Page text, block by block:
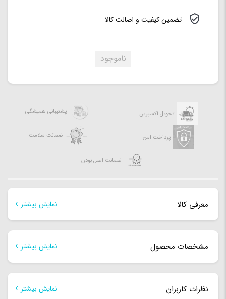
تضمین کیفیت و اصالت کالا
ناموجود
تحویل اکسپرس پشتیبانی همیشگی
پرداخت امن ضمانت سلامت
ضمانت اصل بودن
معرفی کالا نمایش بیشتر
معرفی کالا
لپ تاپ معرفی شده ایسوس مدل X515EP می باشد که از پردازنده
علاوه بر کاربری‌های روزمره برای انجام محاسبات در زمان مناسب هم
مشخصات محصول نمایش بیشتر
مشخصات کلی
نظرات کاربران نمایش بیشتر